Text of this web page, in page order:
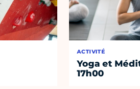
ACTIVITÉ
Yoga et
17h00